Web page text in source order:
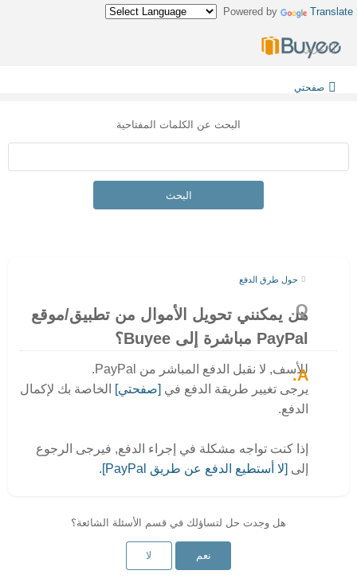
Powered by Translate
عربي
صفحتي
البحث عن الكلمات المفتاحية
البحث
حول طرق الدفع
هل يمكنني تحويل الأموال من تطبيق/موقع
PayPal مباشرة إلى Buyee؟
للأسف, لا نقبل الدفع المباشر من PayPal.
يرجى تغيير طريقة الدفع في [صفحتي]
الخاصة بك لإكمال
الدفع.
إذا كنت تواجه مشكلة في إجراء الدفع, فيرجى الرجوع
إلى [لا أستطيع الدفع عن طريق PayPal].
هل وجدت حل لتساؤلك في قسم الأسئلة الشائعة؟
نعم لا